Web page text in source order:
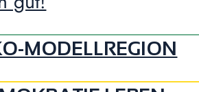
MODELLREGION